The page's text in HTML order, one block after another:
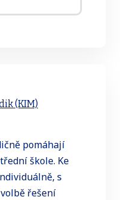
stupně
myšlení
(G,
(KIM)
pomáhají
škole. Ke
s
řešení